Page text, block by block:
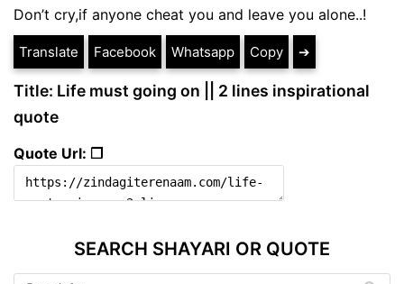
Don’t cry,if anyone cheat you and leave you alone..!
Translate Facebook Whatsapp Copy ➔
Title: Life must going on || 2 lines inspirational
quote
Quote Url: ❐
SEARCH SHAYARI OR QUOTE